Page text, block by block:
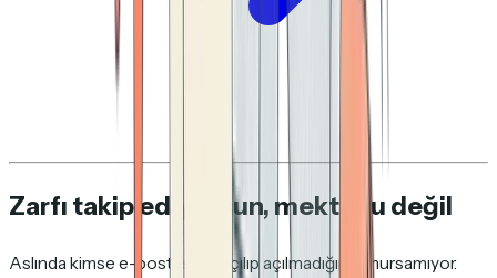
Zarfı takip ediyorsun, mektubu değil
Aslında kimse e-postasının açılıp açılmadığını umursamıyor.